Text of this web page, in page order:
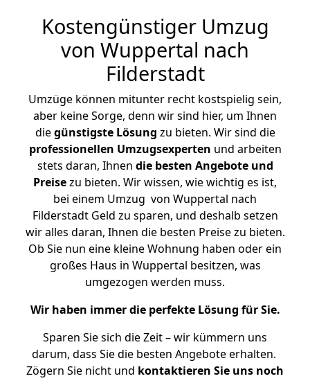
Kostengünstiger Umzug
von Wuppertal nach
Filderstadt
Umzüge können mitunter recht kostspielig sein,
aber keine Sorge, denn wir sind hier, um Ihnen
diegünstigste Lösung zu bieten. Wir sind die
professionellen Umzugsexperten und arbeiten
stets daran, Ihnen die besten Angebote und
Preisezu bieten. Wir wissen, wie wichtig es ist,
bei einem Umzug von Wuppertal nach
Filderstadt Geld zu sparen, und deshalb setzen
wir alles daran, Ihnen die besten Preise zu bieten.
Ob Sie nun eine kleine Wohnung haben oder ein
großes Haus in Wuppertal besitzen, was
umgezogen werden muss.
Wir haben immer die perfekte Lösung für Sie.
Sparen Sie sich die Zeit – wir kümmern uns
darum, dass Sie die besten Angebote erhalten.
Zögern Sie nicht und kontaktieren Sie uns noch